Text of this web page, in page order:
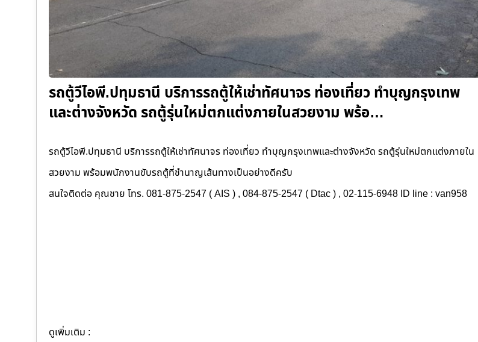
รถตู้วีไอพี.ปทุมธานี บริการรถตู้ให้เช่าทัศนาจร ท่องเที่ยว ทำบุญกรุงเทพ
และต่างจังหวัด รถตู้รุ่นใหม่ตกแต่งภายในสวยงาม พร้อ…
รถตู้วีไอพี.ปทุมธานี บริการรถตู้ให้เช่าทัศนาจร ท่องเที่ยว ทำบุญกรุงเทพและต่างจังหวัด รถตู้รุ่นใหม่ตกแต่งภายใน
สวยงาม พร้อมพนักงานขับรถตู้ที่ชำนาญเส้นทางเป็นอย่างดีครับ
สนใจติดต่อ คุณชาย โทร. 081-875-2547 ( AIS ) , 084-875-2547 ( Dtac ) , 02-115-6948 ID line : van958
ดูเพิ่มเติม :